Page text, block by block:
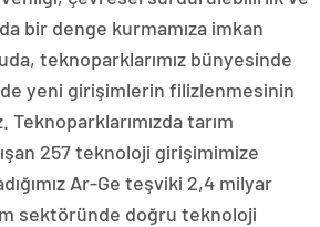
bir denge kurmamıza imkan
teknoparklarımız bünyesinde
yeni girişimlerin filizlenmesinin
tarım
257 teknoloji girişimimize
Ar-Ge teşviki 2,4 milyar
sektöründe doğru teknoloji